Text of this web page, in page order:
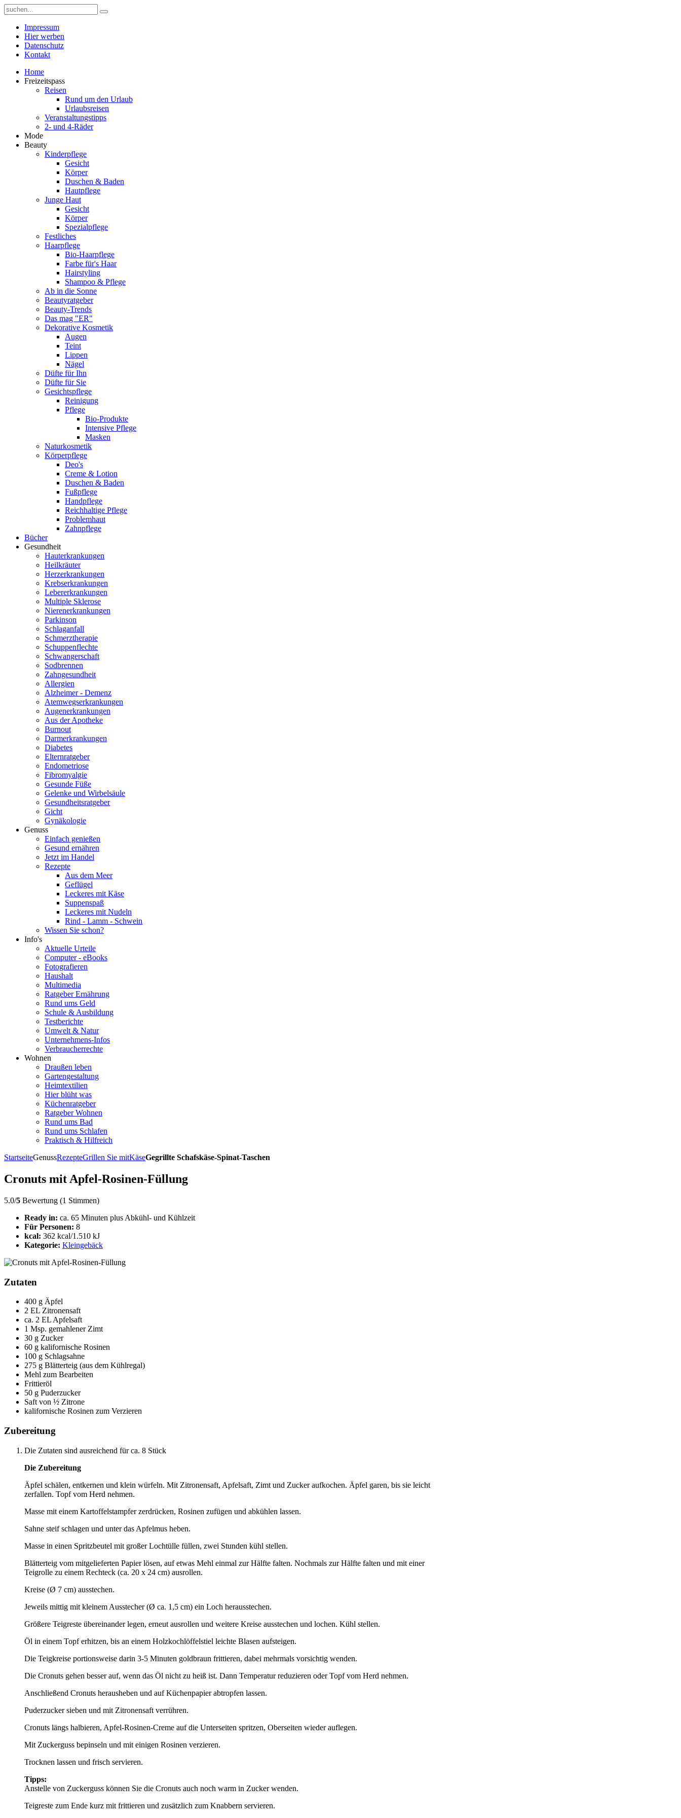
Impressum
Hier werben
Datenschutz
Kontakt
Home
Freizeitspass
Reisen
Rund um den Urlaub
Urlaubsreisen
Veranstaltungstipps
2- und 4-Räder
Mode
Beauty
Kinderpflege
Gesicht
Körper
Duschen & Baden
Hautpflege
Junge Haut
Gesicht
Körper
Spezialpflege
Festliches
Haarpflege
Bio-Haarpflege
Farbe für's Haar
Hairstyling
Shampoo & Pflege
Ab in die Sonne
Beautyratgeber
Beauty-Trends
Das mag "ER"
Dekorative Kosmetik
Augen
Teint
Lippen
Nägel
Düfte für Ihn
Düfte für Sie
Gesichtspflege
Reinigung
Pflege
Bio-Produkte
Intensive Pflege
Masken
Naturkosmetik
Körperpflege
Deo's
Creme & Lotion
Duschen & Baden
Fußpflege
Handpflege
Reichhaltige Pflege
Problemhaut
Zahnpflege
Bücher
Gesundheit
Hauterkrankungen
Heilkräuter
Herzerkrankungen
Krebserkrankungen
Lebererkrankungen
Multiple Sklerose
Nierenerkrankungen
Parkinson
Schlaganfall
Schmerztherapie
Schuppenflechte
Schwangerschaft
Sodbrennen
Zahngesundheit
Allergien
Alzheimer - Demenz
Atemwegserkrankungen
Augenerkrankungen
Aus der Apotheke
Burnout
Darmerkrankungen
Diabetes
Elternratgeber
Endometriose
Fibromyalgie
Gesunde Füße
Gelenke und Wirbelsäule
Gesundheitsratgeber
Gicht
Gynäkologie
Genuss
Einfach genießen
Gesund ernähren
Jetzt im Handel
Rezepte
Aus dem Meer
Geflügel
Leckeres mit Käse
Suppenspaß
Leckeres mit Nudeln
Rind - Lamm - Schwein
Wissen Sie schon?
Info's
Aktuelle Urteile
Computer - eBooks
Fotografieren
Haushalt
Multimedia
Ratgeber Ernährung
Rund ums Geld
Schule & Ausbildung
Testberichte
Umwelt & Natur
Unternehmens-Infos
Verbraucherrechte
Wohnen
Draußen leben
Gartengestaltung
Heimtextilien
Hier blüht was
Küchenratgeber
Ratgeber Wohnen
Rund ums Bad
Rund ums Schlafen
Praktisch & Hilfreich
StartseiteGenussRezepteGrillen Sie mitKäseGegrillte Schafskäse-Spinat-Taschen
Cronuts mit Apfel-Rosinen-Füllung
5.0/5 Bewertung (1 Stimmen)
Ready in: ca. 65 Minuten plus Abkühl- und Kühlzeit
Für Personen: 8
kcal: 362 kcal/1.510 kJ
Kategorie: Kleingebäck
Zutaten
400 g Äpfel
2 EL Zitronensaft
ca. 2 EL Apfelsaft
1 Msp. gemahlener Zimt
30 g Zucker
60 g kalifornische Rosinen
100 g Schlagsahne
275 g Blätterteig (aus dem Kühlregal)
Mehl zum Bearbeiten
Frittieröl
50 g Puderzucker
Saft von ½ Zitrone
kalifornische Rosinen zum Verzieren
Zubereitung
Die Zutaten sind ausreichend für ca. 8 Stück
Die Zubereitung
Äpfel schälen, entkernen und klein würfeln. Mit Zitronensaft, Apfelsaft, Zimt und Zucker aufkochen. Äpfel garen, bis sie leicht
zerfallen. Topf vom Herd nehmen.
Masse mit einem Kartoffelstampfer zerdrücken, Rosinen zufügen und abkühlen lassen.
Sahne steif schlagen und unter das Apfelmus heben.
Masse in einen Spritzbeutel mit großer Lochtülle füllen, zwei Stunden kühl stellen.
Blätterteig vom mitgelieferten Papier lösen, auf etwas Mehl einmal zur Hälfte falten. Nochmals zur Hälfte falten und mit einer
Teigrolle zu einem Rechteck (ca. 20 x 24 cm) ausrollen.
Kreise (Ø 7 cm) ausstechen.
Jeweils mittig mit kleinem Ausstecher (Ø ca. 1,5 cm) ein Loch herausstechen.
Größere Teigreste übereinander legen, erneut ausrollen und weitere Kreise ausstechen und lochen. Kühl stellen.
Öl in einem Topf erhitzen, bis an einem Holzkochlöffelstiel leichte Blasen aufsteigen.
Die Teigkreise portionsweise darin 3-5 Minuten goldbraun frittieren, dabei mehrmals vorsichtig wenden.
Die Cronuts gehen besser auf, wenn das Öl nicht zu heiß ist. Dann Temperatur reduzieren oder Topf vom Herd nehmen.
Anschließend Cronuts herausheben und auf Küchenpapier abtropfen lassen.
Puderzucker sieben und mit Zitronensaft verrühren.
Cronuts längs halbieren, Apfel-Rosinen-Creme auf die Unterseiten spritzen, Oberseiten wieder auflegen.
Mit Zuckerguss bepinseln und mit einigen Rosinen verzieren.
Trocknen lassen und frisch servieren.
Tipps:
Anstelle von Zuckerguss können Sie die Cronuts auch noch warm in Zucker wenden.
Teigreste zum Ende kurz mit frittieren und zusätzlich zum Knabbern servieren.